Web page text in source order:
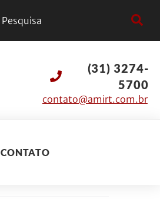
(31) 3274-
5700
contato@amirt.com.br
CONTATO